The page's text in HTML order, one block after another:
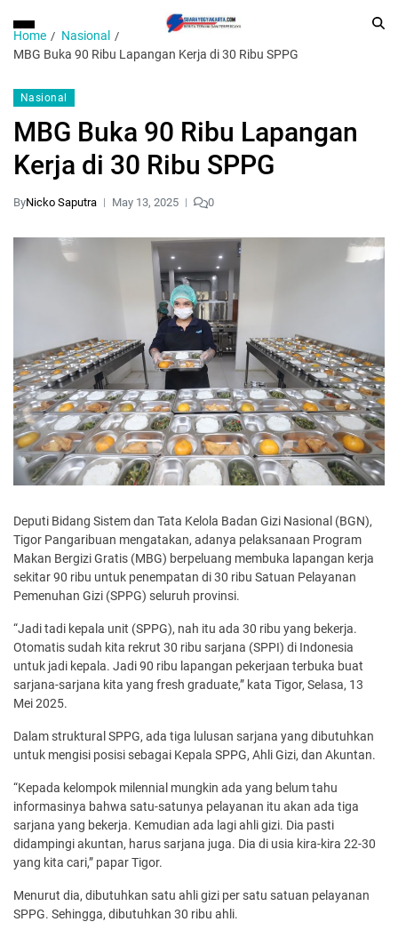
Home
Nasional
MBG Buka 90 Ribu Lapangan Kerja di 30 Ribu SPPG
Nasional
MBG Buka 90 Ribu Lapangan
Kerja di 30 Ribu SPPG
ByNicko Saputra May 13, 2025 0
Deputi Bidang Sistem dan Tata Kelola Badan Gizi Nasional (BGN),
Tigor Pangaribuan mengatakan, adanya pelaksanaan Program
Makan Bergizi Gratis (MBG) berpeluang membuka lapangan kerja
sekitar 90 ribu untuk penempatan di 30 ribu Satuan Pelayanan
Pemenuhan Gizi (SPPG) seluruh provinsi.
“Jadi tadi kepala unit (SPPG), nah itu ada 30 ribu yang bekerja.
Otomatis sudah kita rekrut 30 ribu sarjana (SPPI) di Indonesia
untuk jadi kepala. Jadi 90 ribu lapangan pekerjaan terbuka buat
sarjana-sarjana kita yang fresh graduate,” kata Tigor, Selasa, 13
Mei 2025.
Dalam struktural SPPG, ada tiga lulusan sarjana yang dibutuhkan
untuk mengisi posisi sebagai Kepala SPPG, Ahli Gizi, dan Akuntan.
“Kepada kelompok milennial mungkin ada yang belum tahu
informasinya bahwa satu-satunya pelayanan itu akan ada tiga
sarjana yang bekerja. Kemudian ada lagi ahli gizi. Dia pasti
didampingi akuntan, harus sarjana juga. Dia di usia kira-kira 22-30
yang kita cari,” papar Tigor.
Menurut dia, dibutuhkan satu ahli gizi per satu satuan pelayanan
SPPG. Sehingga, dibutuhkan 30 ribu ahli.